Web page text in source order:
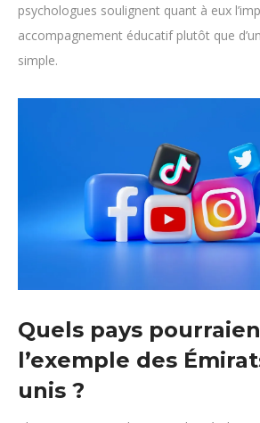
psychologues soulignent quant à eux
accompagnement éducatif plutôt que
simple.
Quels pays
l’exemple des
unis ?